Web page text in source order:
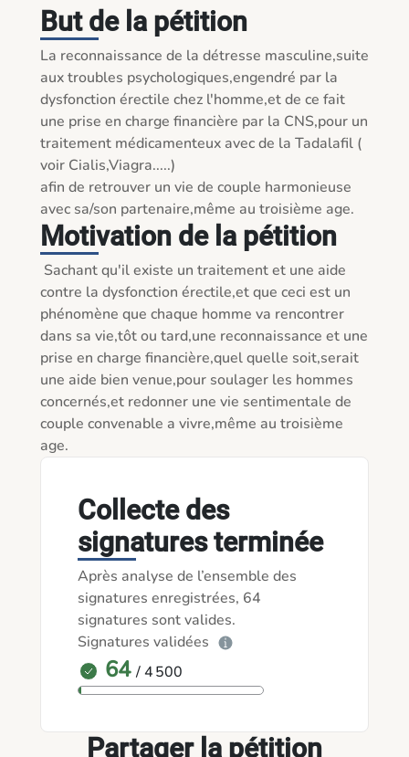
But de la pétition
La reconnaissance de la détresse masculine,suite
aux troubles psychologiques,engendré par la
dysfonction érectile chez l'homme,et de ce fait
une prise en charge financière par la CNS,pour un
traitement médicamenteux avec de la Tadalafil (
voir Cialis,Viagra.....)
afin de retrouver un vie de couple harmonieuse
avec sa/son partenaire,même au troisième age.
Motivation de la pétition
contre la dysfonction érectile,et que ceci est un
phénomène que chaque homme va rencontrer
dans sa vie,tôt ou tard,une reconnaissance et une
prise en charge financière,quel quelle soit,serait
une aide bien venue,pour soulager les hommes
concernés,et redonner une vie sentimentale de
couple convenable a vivre,même au troisième
Collecte des
signatures terminée
Après analyse de l’ensemble des
signatures enregistrées, 64
signatures sont valides.
Signatures validées
64 / 4 500
Partager la pétition